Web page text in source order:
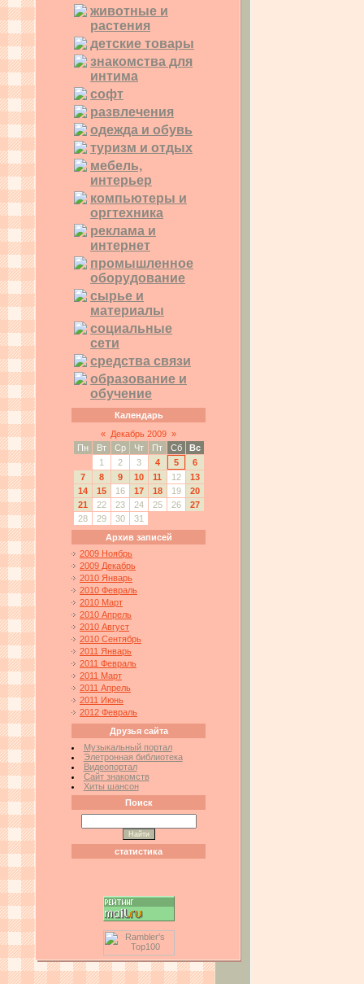
животные и
растения
детские товары
знакомства для
интима
софт
развлечения
одежда и обувь
туризм и отдых
мебель,
интерьер
компьютеры и
оргтехника
реклама и
интернет
промышленное
оборудование
сырье и
материалы
социальные
сети
средства связи
образование и
обучение
Календарь
« Декабрь 2009 »
Пн
Вт Ср Чт Пт Сб
Вс
1
2 3 4 5
6
7
8 9 10 11 12
13
14
15 16 17 18 19
20
21
22 23 24 25 26
27
28
29 30
31
Архив записей
2009 Ноябрь
2009 Декабрь
2010 Январь
2010 Февраль
2010 Март
2010 Апрель
2010 Август
2010 Сентябрь
2011 Январь
2011 Февраль
2011 Март
2011 Апрель
2011 Июнь
2012 Февраль
Друзья сайта
Музыкальный портал
Элетронная библиотека
Видеопортал
Сайт знакомств
Хиты шансон
Поиск
статистика